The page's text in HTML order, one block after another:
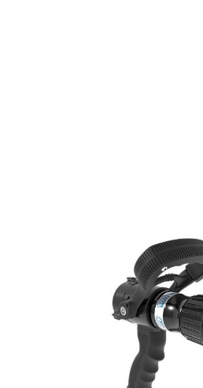
Lance à jet
Twister pour
90 l/min,
Les lances à jet creux TFT
constituent une solution